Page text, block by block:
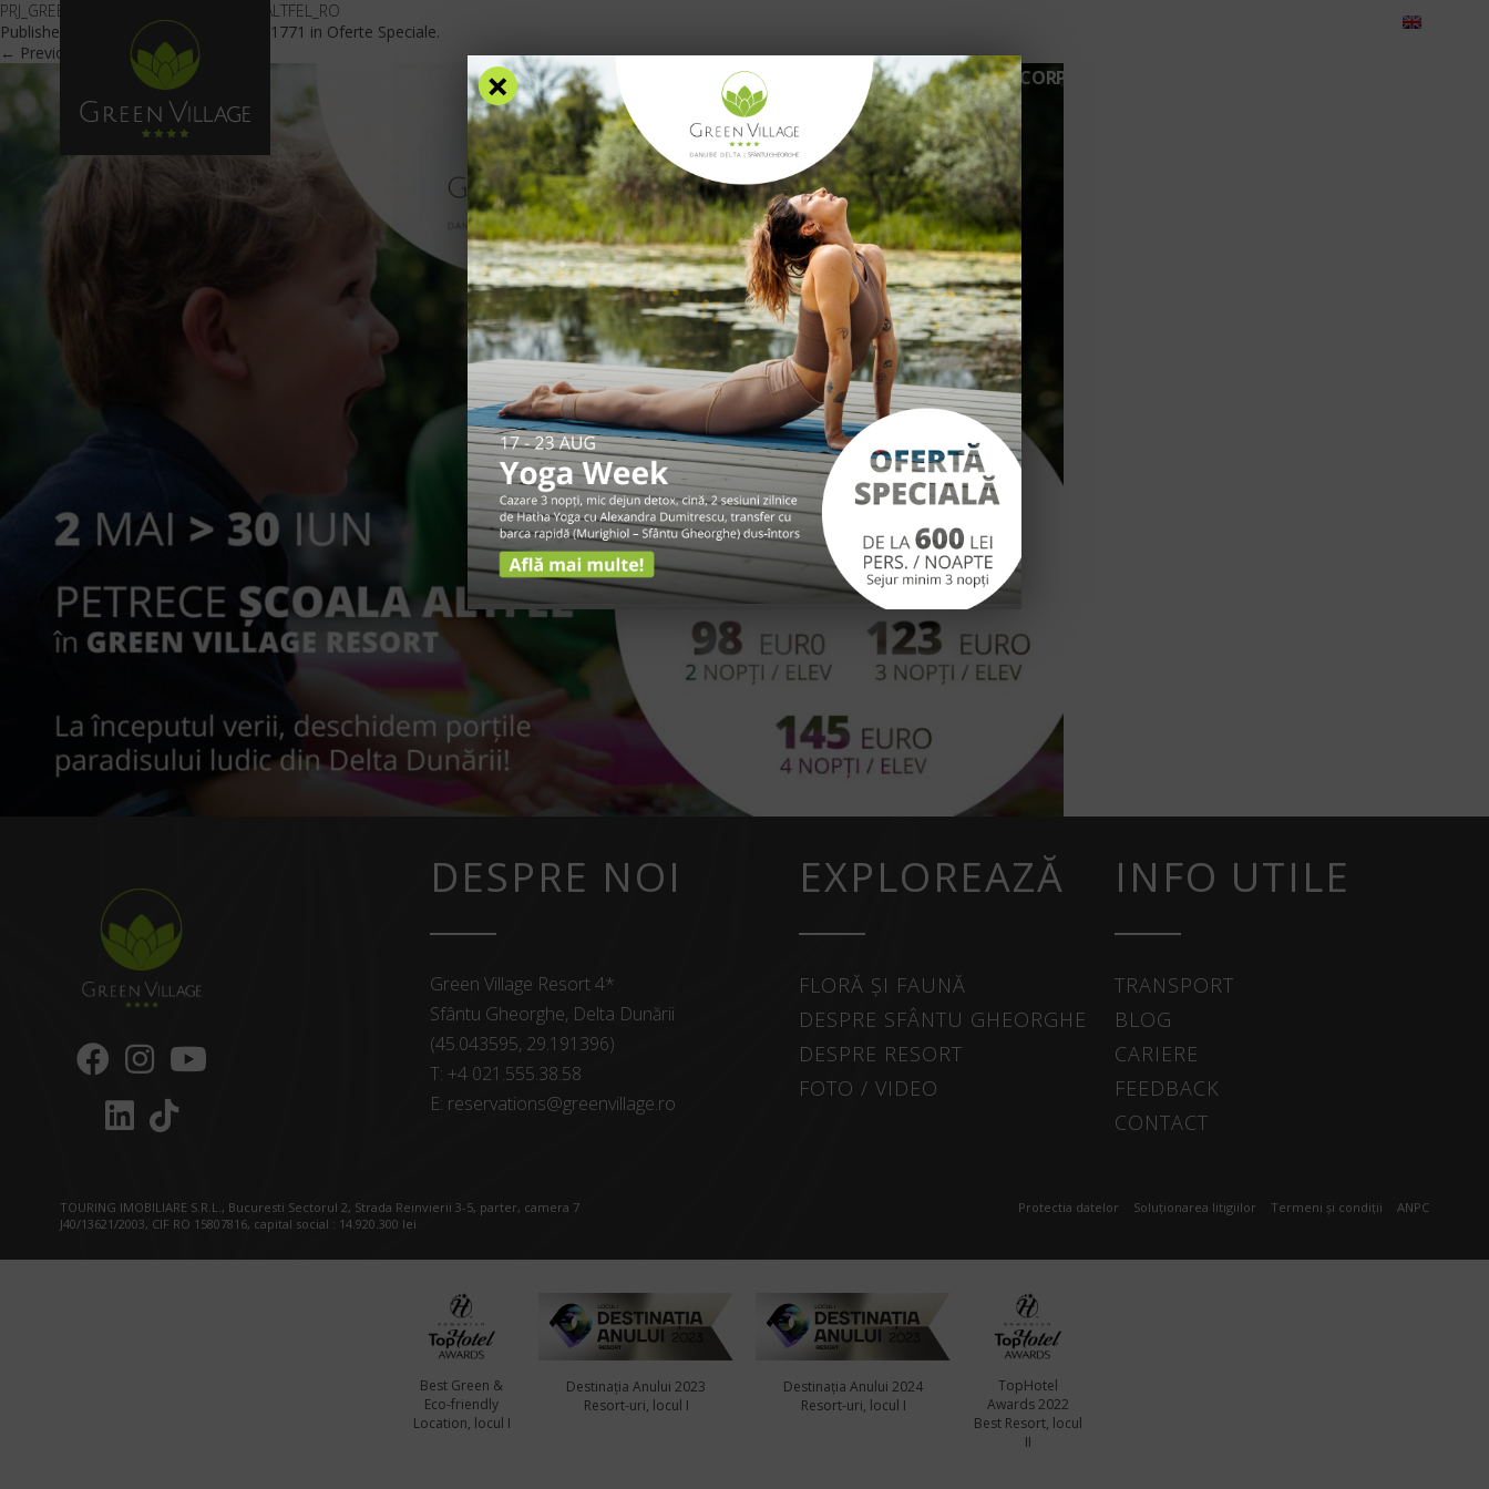
CAZARE FACILITĂȚI EXPERIENȚE TARIFE INFO UTILE CORPORATE
PRJ_GREEV VILLAGE_OFERTA_SCOALA ALTFEL_RO
Published
February 8, 2018at 2500 × 1771 in Oferte Speciale.
← Previous
Next →
DESPRE NOI
Green Village Resort 4*
Sfântu Gheorghe, Delta Dunării
(45.043595, 29.191396)
T: +4 021.555.38.58
E: reservations@greenvillage.ro
EXPLOREAZĂ
FLORĂ ȘI FAUNĂ
DESPRE SFÂNTU GHEORGHE
DESPRE RESORT
FOTO / VIDEO
INFO UTILE
TRANSPORT
BLOG
CARIERE
FEEDBACK
CONTACT
TOURING IMOBILIARE S.R.L., Bucuresti Sectorul 2, Strada Reinvierii 3-5, parter, camera 7
J40/13621/2003, CIF RO 15807816, capital social : 14.920.300 lei
Protectia datelor Soluționarea litigiilor Termeni și condiții ANPC
Best Green &
Eco-friendly
Location, locul I
Destinația Anului 2023
Resort-uri, locul I
Destinația Anului 2024
Resort-uri, locul I
TopHotel
Awards 2022
Best Resort, locul
II
×